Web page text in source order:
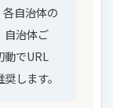
自治体の
自治体ご
動でURL
します。